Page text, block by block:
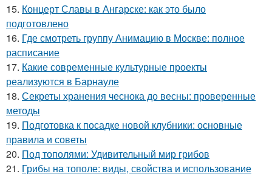
15. Концерт Славы в Ангарске: как это было
подготовлено
16. Где смотреть группу Анимацию в Москве: полное
расписание
17. Какие современные культурные проекты
реализуются в Барнауле
18. Секреты хранения чеснока до весны: проверенные
методы
19. Подготовка к посадке новой клубники: основные
правила и советы
20. Под тополями: Удивительный мир грибов
21. Грибы на тополе: виды, свойства и использование